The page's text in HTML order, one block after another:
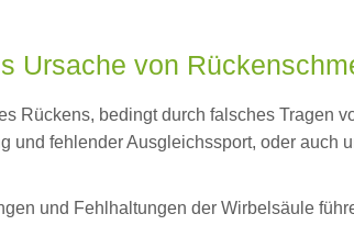
Ursache von
Rückens, bedingt durch falsches Tragen
und fehlender Ausgleichssport, oder auch
und Fehlhaltungen der Wirbelsäule